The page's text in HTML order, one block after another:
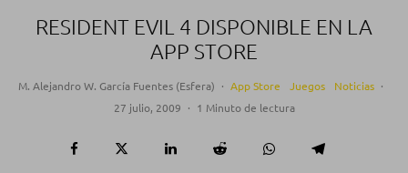
RESIDENT EVIL 4 DISPONIBLE EN LA
APP STORE
M. Alejandro W. García Fuentes (Esfera) · App Store Juegos Noticias ·
27 julio, 2009 · 1 Minuto de lectura